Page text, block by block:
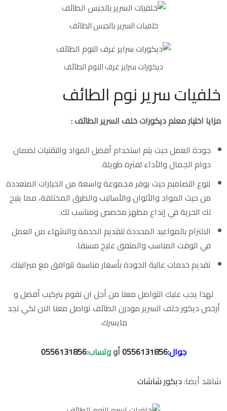
خلفيات السرير بالجبس الطائف
ديكورات سراير غرف النوم الطائف
خلفيات سرير نوم الطائف
مزايا اختيار معلم ديكورات خلف السرير الطائف :
جودة العمل حيث يتم استخدام أفضل المواد والتقنيات لضمان
دوام الجمال والأداء لفترة طويلة.
تنوع التصاميم حيث يوفر مجموعة واسعة من الخيارات المتعددة
من حيث المواد والألوان والأساليب والطرق المختلفة، مما يتيح
لك الحرية في إبداع مظهر مخصص ومناسب لك.
الالتزام بالمواعيد المحددة لتقديم الخدمة والانتهاء من العمل
في الوقت المناسب والمتفق عليخ مسبقا.
تقديم خدمات عالية الجودة بأسعار مناسبة تتوافق مع ميزانيتك.
لهذا يجب عليك التواصل معنا من أجل ان نقوم بتركيب أفضل و
أرخص ديكور خلف السرير مودرن الطائف تواصل معنا الان لكي تجد
مايسرك.
جوال:0556131856أووتساب:0556131856
شاهد أيضا:ديكور شاشات